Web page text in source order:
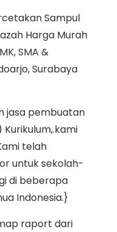
Sampul
Harga Murah
SMA &
Surabaya
jasa pembuatan
telah
untuk sekolah-
di beberapa
Indonesia.}
raport dari